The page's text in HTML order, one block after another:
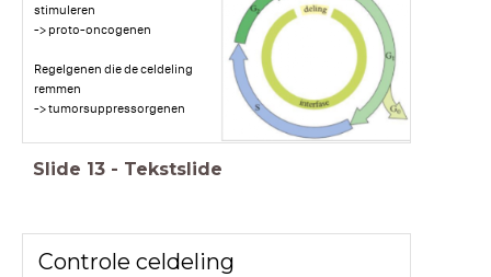
stimuleren
-> proto-oncogenen
Regelgenen die de celdeling
remmen
-> tumorsuppressorgenen
Slide 13 - Tekstslide
Controle celdeling